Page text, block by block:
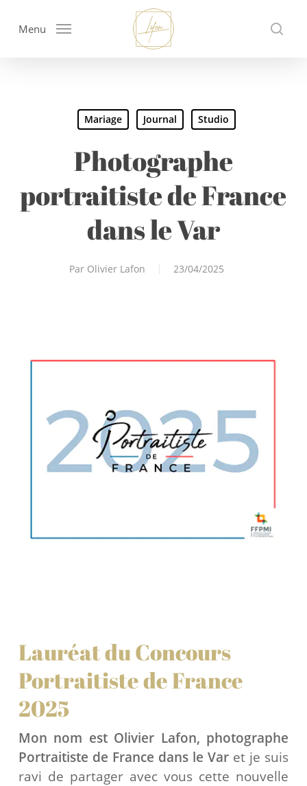
Menu
Mariage Journal Studio
Photographe
portraitiste de France
dans le Var
Par Olivier Lafon 23/04/2025
Lauréat du Concours
Portraitiste de France
2025
Mon nom est Olivier Lafon, photographe
Portraitiste de France dans le Var et je suis
ravi de partager avec vous cette nouvelle